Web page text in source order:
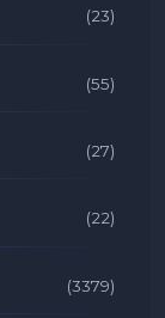
(23)
(55)
(27)
(22)
(3379)